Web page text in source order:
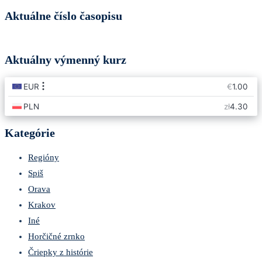
Aktuálne číslo časopisu
Aktuálny výmenný kurz
Kategórie
Regióny
Spiš
Orava
Krakov
Iné
Horčičné zrnko
Čriepky z histórie